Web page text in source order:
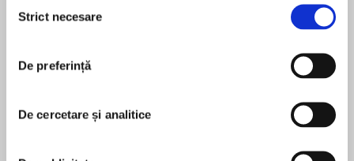
consimțământului
Strict necesare
De preferință
De cercetare și analitice
Snicket’s ‘A Series of Unfortunate Events’ but
another international best-selling series to read.
But if you insist on reading the unpleasant
proceed with caution…
În acest moment nu există recenzii
Lemony Snicket